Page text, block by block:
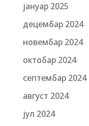
јануар 2025
децембар 2024
новембар 2024
октобар 2024
септембар 2024
август 2024
јул 2024